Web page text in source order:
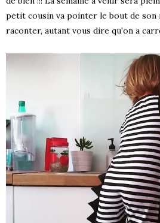
petit cousin va pointer le bout de son
raconter, autant vous dire qu'on a